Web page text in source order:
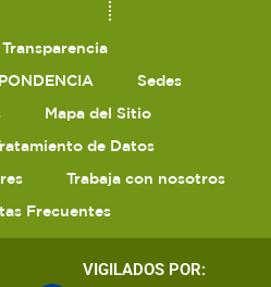
Sedes
Mapa del Sitio
de Datos
Trabaja con nosotros
Frecuentes
VIGILADOS POR: